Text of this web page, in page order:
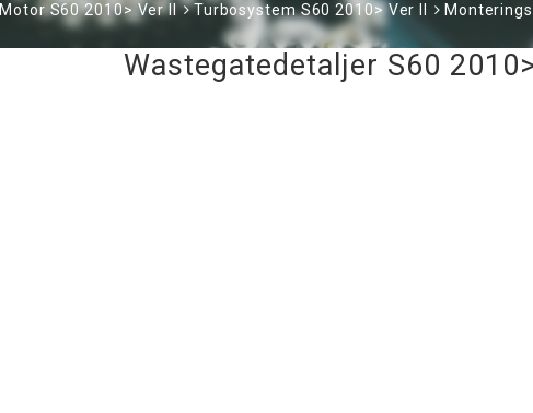
Motor S60 2010> Ver II Turbosystem S60 2010> Ver II
Wastegatedetaljer S60